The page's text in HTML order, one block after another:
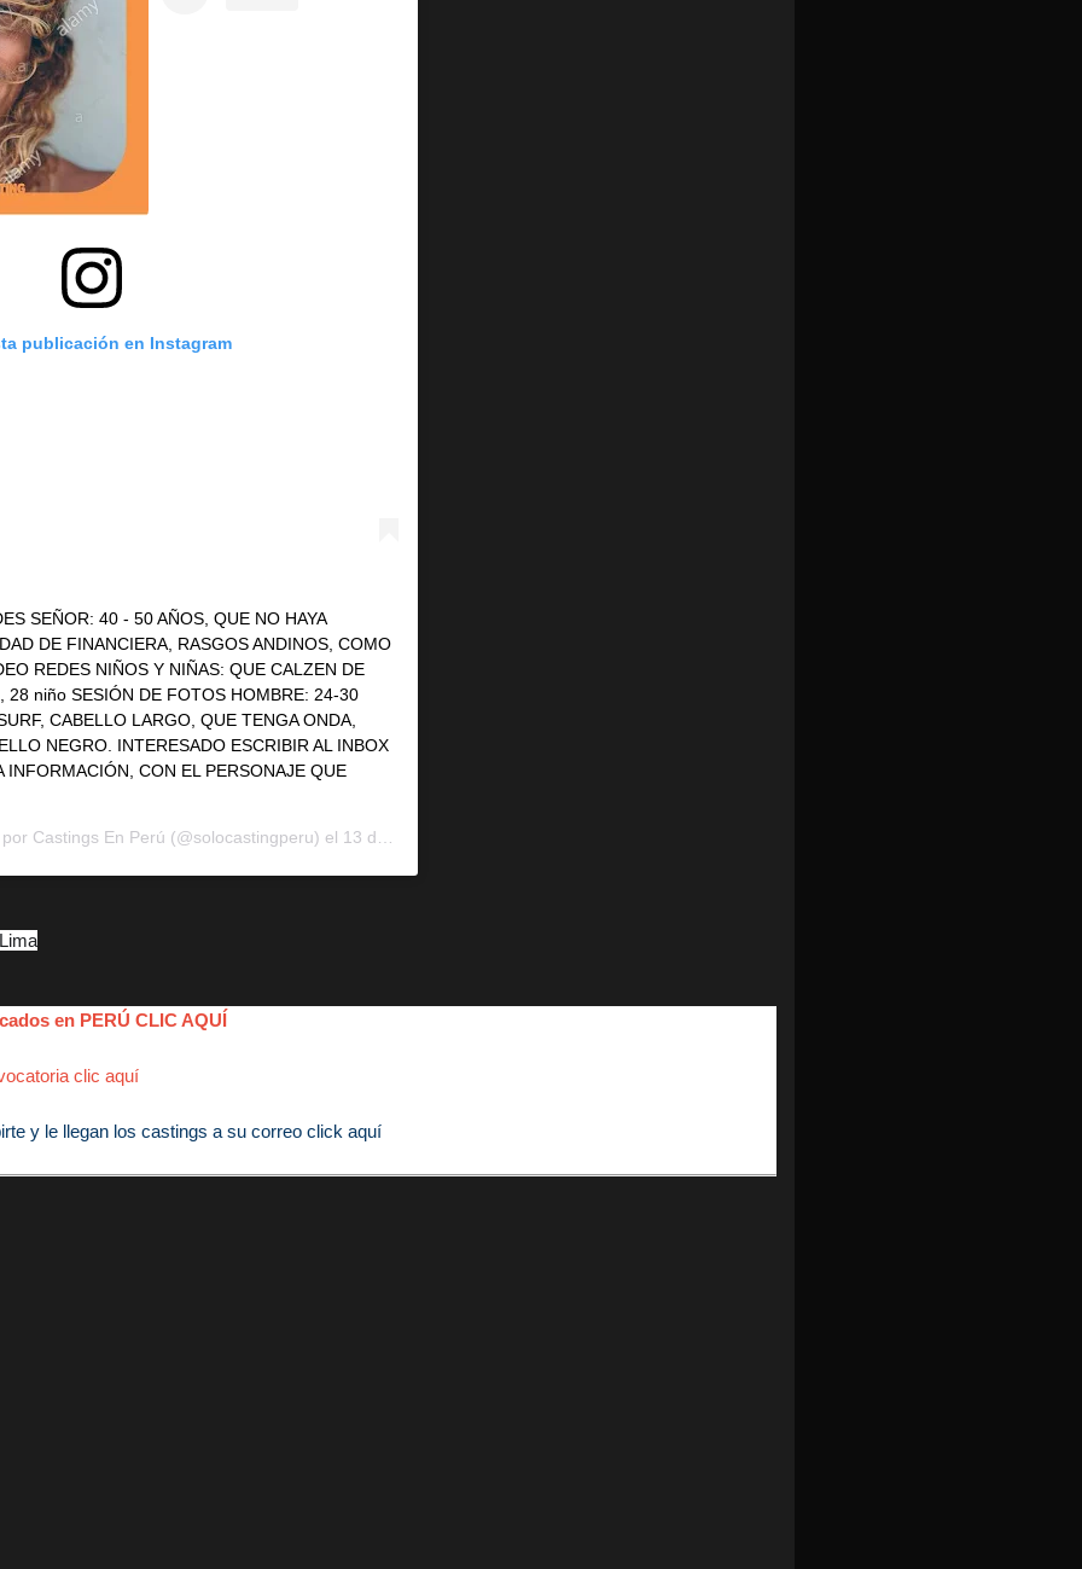
publicación en Instagram
SEÑOR: 40 - 50 AÑOS, QUE NO HAYA
DE FINANCIERA, RASGOS ANDINOS, COMO
REDES NIÑOS Y NIÑAS: QUE CALZEN DE
28 niño SESIÓN DE FOTOS HOMBRE: 24-30
CABELLO LARGO, QUE TENGA ONDA,
NEGRO. INTERESADO ESCRIBIR AL INBOX
INFORMACIÓN, CON EL PERSONAJE QUE
Castings En Perú (@solocastingperu) el 13 de Ago de 2020 a las 7:36 PDT
en PERÚ CLIC AQUÍ
clic aquí
y le llegan los castings a su correo click aquí